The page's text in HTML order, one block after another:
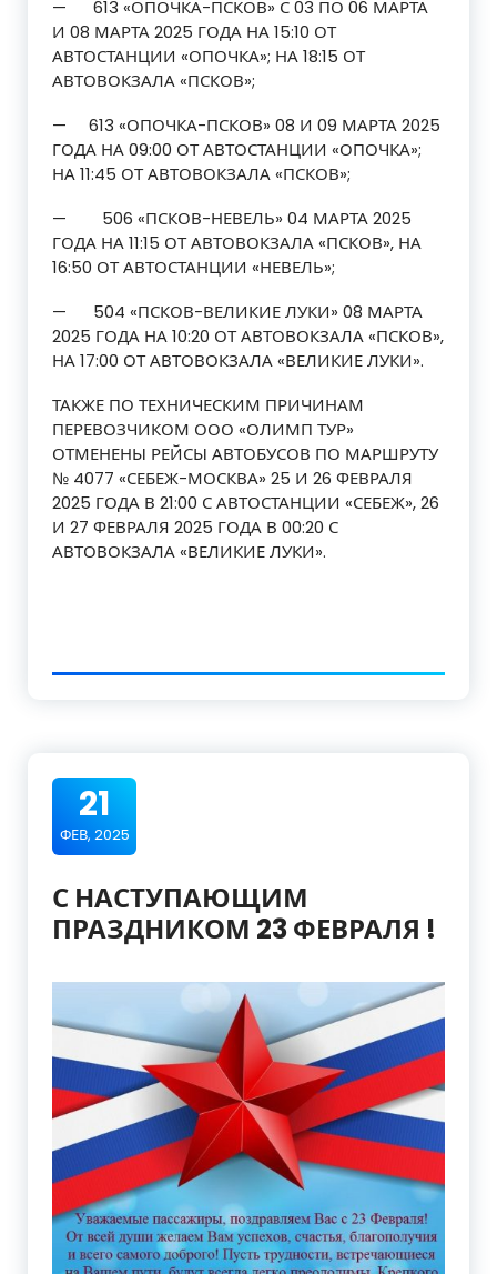
— 613 «ОПОЧКА-ПСКОВ» С 03 ПО 06 МАРТА
И 08 МАРТА 2025 ГОДА НА 15:10 ОТ
АВТОСТАНЦИИ «ОПОЧКА»; НА 18:15 ОТ
АВТОВОКЗАЛА «ПСКОВ»;
— 613 «ОПОЧКА-ПСКОВ» 08 И 09 МАРТА 2025
ГОДА НА 09:00 ОТ АВТОСТАНЦИИ «ОПОЧКА»;
НА 11:45 ОТ АВТОВОКЗАЛА «ПСКОВ»;
— 506 «ПСКОВ-НЕВЕЛЬ» 04 МАРТА 2025
ГОДА НА 11:15 ОТ АВТОВОКЗАЛА «ПСКОВ», НА
16:50 ОТ АВТОСТАНЦИИ «НЕВЕЛЬ»;
— 504 «ПСКОВ-ВЕЛИКИЕ ЛУКИ» 08 МАРТА
2025 ГОДА НА 10:20 ОТ АВТОВОКЗАЛА «ПСКОВ»,
НА 17:00 ОТ АВТОВОКЗАЛА «ВЕЛИКИЕ ЛУКИ».
ТАКЖЕ ПО ТЕХНИЧЕСКИМ ПРИЧИНАМ
ПЕРЕВОЗЧИКОМ ООО «ОЛИМП ТУР»
ОТМЕНЕНЫ РЕЙСЫ АВТОБУСОВ ПО МАРШРУТУ
№ 4077 «СЕБЕЖ-МОСКВА» 25 И 26 ФЕВРАЛЯ
2025 ГОДА В 21:00 С АВТОСТАНЦИИ «СЕБЕЖ», 26
И 27 ФЕВРАЛЯ 2025 ГОДА В 00:20 С
АВТОВОКЗАЛА «ВЕЛИКИЕ ЛУКИ».
21
ФЕВ, 2025
С НАСТУПАЮЩИМ
ПРАЗДНИКОМ 23 ФЕВРАЛЯ !